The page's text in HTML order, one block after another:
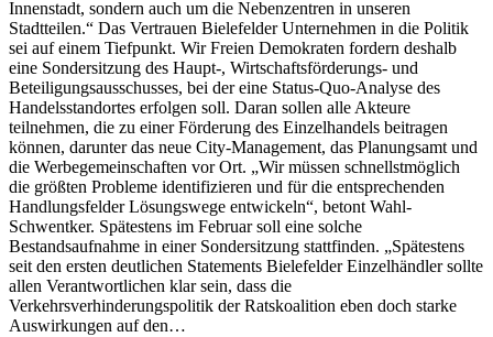
Innenstadt, sondern auch um die Nebenzentren in unseren
Stadtteilen.“ Das Vertrauen Bielefelder Unternehmen in die Politik
sei auf einem Tiefpunkt. Wir Freien Demokraten fordern deshalb
eine Sondersitzung des Haupt-, Wirtschaftsförderungs- und
Beteiligungsausschusses, bei der eine Status-Quo-Analyse des
Handelsstandortes erfolgen soll. Daran sollen alle Akteure
teilnehmen, die zu einer Förderung des Einzelhandels beitragen
können, darunter das neue City-Management, das Planungsamt und
die Werbegemeinschaften vor Ort. „Wir müssen schnellstmöglich
die größten Probleme identifizieren und für die entsprechenden
Handlungsfelder Lösungswege entwickeln“, betont Wahl-
Schwentker. Spätestens im Februar soll eine solche
Bestandsaufnahme in einer Sondersitzung stattfinden. „Spätestens
seit den ersten deutlichen Statements Bielefelder Einzelhändler sollte
allen Verantwortlichen klar sein, dass die
Verkehrsverhinderungspolitik der Ratskoalition eben doch starke
Auswirkungen auf den…